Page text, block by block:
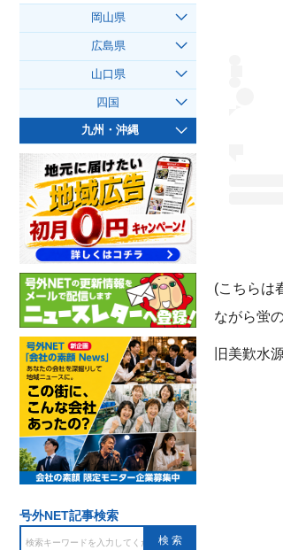
(こちらは
ながら蛍
旧美歎水
岡山県
広島県
山口県
四国
九州・沖縄
号外NET記事検索